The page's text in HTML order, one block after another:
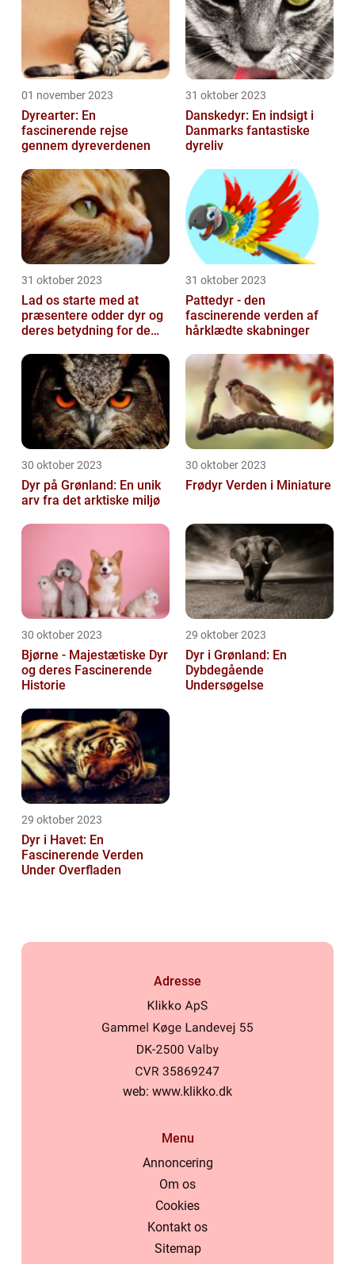
01 november 2023
Dyrearter: En
fascinerende rejse
gennem dyreverdenen
31 oktober 2023
Danskedyr: En indsigt i
Danmarks fantastiske
dyreliv
31 oktober 2023
Lad os starte med at
præsentere odder dyr og
deres betydning for dem,
interesseret i...
31 oktober 2023
Pattedyr - den
fascinerende verden af
hårklædte skabninger
30 oktober 2023
Dyr på Grønland: En unik
arv fra det arktiske miljø
30 oktober 2023
Frødyr Verden i Miniature
30 oktober 2023
Bjørne - Majestætiske Dyr
og deres Fascinerende
Historie
29 oktober 2023
Dyr i Grønland: En
Dybdegående
Undersøgelse
29 oktober 2023
Dyr i Havet: En
Fascinerende Verden
Under Overfladen
Adresse
web: www.klikko.dk
Menu
Annoncering
Om os
Cookies
Kontakt os
Sitemap